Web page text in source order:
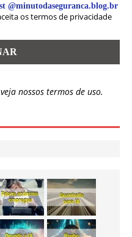
@minutodaseguranca.blog.br
os termos de privacidade
nossos termos de uso.